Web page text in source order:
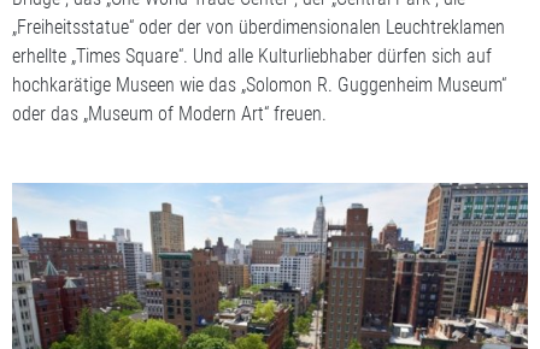
„Freiheitsstatue“ oder der von überdimensionalen Leuchtreklamen
erhellte „Times Square“. Und alle Kulturliebhaber dürfen sich auf
hochkarätige Museen wie das „Solomon R. Guggenheim Museum“
oder das „Museum of Modern Art“ freuen.